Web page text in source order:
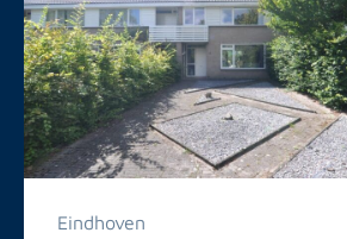
Eindhoven